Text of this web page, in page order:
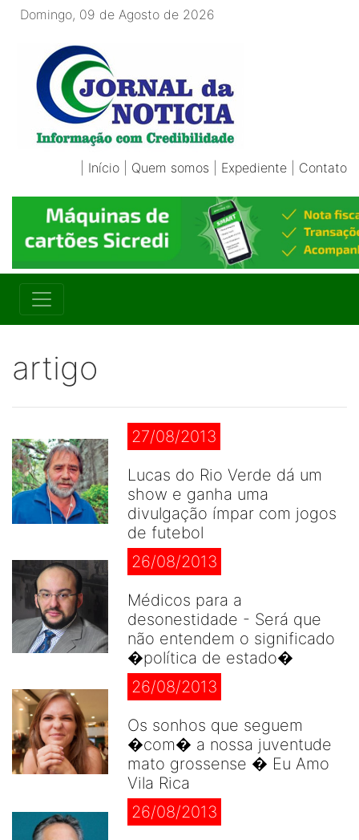
Domingo, 09 de Agosto de 2026
Início Quem somos Expediente Contato
artigo
27/08/2013
Lucas do Rio Verde dá um
show e ganha uma
divulgação ímpar com jogos
de futebol
26/08/2013
Médicos para a
desonestidade - Será que
não entendem o significado
�política de estado�
26/08/2013
Os sonhos que seguem
�com� a nossa juventude
mato grossense � Eu Amo
Vila Rica
26/08/2013